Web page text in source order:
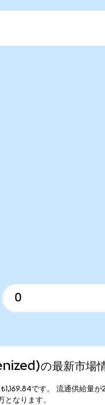
の最新市場
です。 流通供給量が
なります。